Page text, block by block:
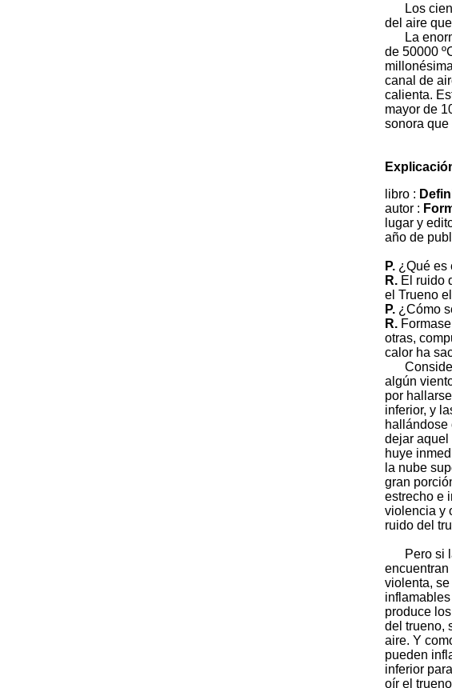
Los
del aire
La
de 50000
canal de
calienta.
mayor de
sonora que
libro :
autor :
lugar y
año de
P. ¿Qué es
R. El ruido
el Trueno
P. ¿Cómo
R.
otras,
calor ha
algún
por
inferior, y
hallándose
dejar aquel
huye
la nube
gran
estrecho e
violencia y
ruido del
Pero si
violenta,
produce
del trueno,
aire. Y
pueden
inferior
oír el